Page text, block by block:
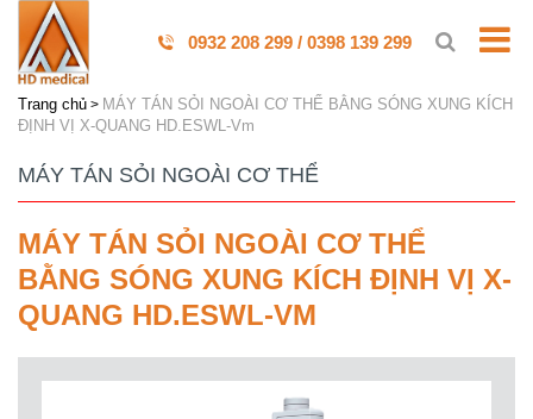
0932 208 299 / 0398 139 299
Trang chủ
MÁY TÁN SỎI NGOÀI CƠ THỂ BẰNG SÓNG XUNG KÍCH
ĐỊNH VỊ X-QUANG HD.ESWL-Vm
MÁY TÁN SỎI NGOÀI CƠ THỂ
MÁY TÁN SỎI NGOÀI CƠ THỂ
BẰNG SÓNG XUNG KÍCH ĐỊNH VỊ X-
QUANG HD.ESWL-VM